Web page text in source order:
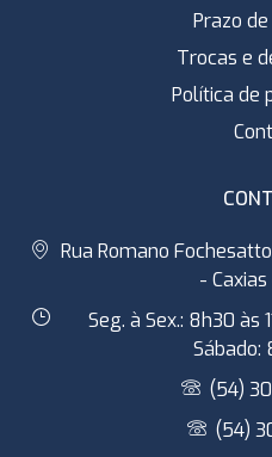
Prazo
Trocas e
Política de
Rua Romano
-
Seg. à Sex.: 8h30 às
Sábado:
(54)
(54)